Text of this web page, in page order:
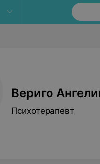
Вериго
Психотерапевт